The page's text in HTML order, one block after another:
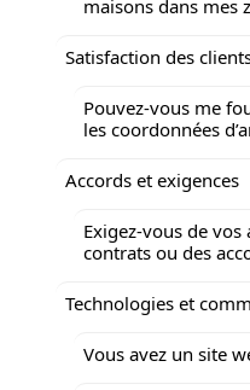
maisons dans mes
Satisfaction des
Pouvez-vous me
les coordonnées
Accords et exigences
Exigez-vous de vos
contrats ou des
Technologies et
Vous avez un site